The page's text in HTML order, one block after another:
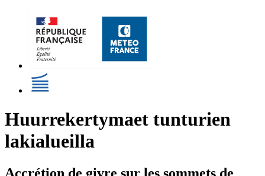
Huurrekertymaet tunturien
lakialueilla